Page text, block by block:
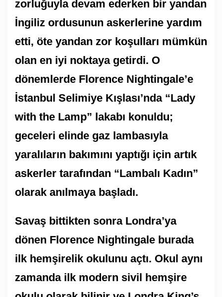
zorluğuyla devam ederken bir yandan
İngiliz ordusunun askerlerine yardım
etti, öte yandan zor koşulları mümkün
olan en iyi noktaya getirdi. O
dönemlerde Florence Nightingale’e
İstanbul Selimiye Kışlası’nda “Lady
with the Lamp” lakabı konuldu;
geceleri elinde gaz lambasıyla
yaralıların bakımını yaptığı için artık
askerler tarafından “Lambalı Kadın”
olarak anılmaya başladı.
Savaş bittikten sonra Londra’ya
dönen Florence Nightingale burada
ilk hemşirelik okulunu açtı. Okul aynı
zamanda ilk modern sivil hemşire